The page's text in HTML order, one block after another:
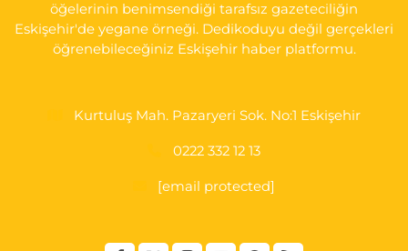
öğelerinin benimsendiği tarafsız gazeteciliğin
Eskişehir'de yegane örneği. Dedikoduyu değil gerçekleri
öğrenebileceğiniz Eskişehir haber platformu.
Kurtuluş Mah. Pazaryeri Sok. No:1 Eskişehir
0222 332 12 13
[email protected]